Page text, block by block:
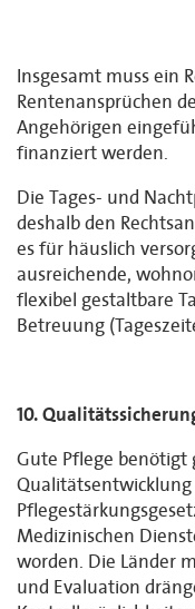
Insgesamt muss ein
Rentenansprüchen
Angehörigen
finanziert werden.
Die Tages- und
deshalb den
es für häuslich
ausreichende,
flexibel gestaltbare
Betreuung
10.
Gute Pflege benötigt
Medizinischen
worden. Die Länder
und Evaluation